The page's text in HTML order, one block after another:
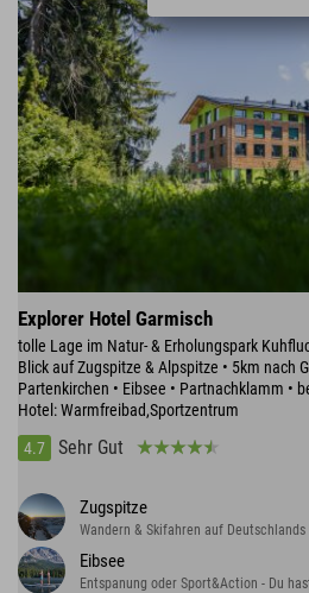
Explorer Hotel Garmisch
tolle Lage im Natur- & Erholungspark
Blick auf Zugspitze & Alpspitze • 5km nach
Partenkirchen • Eibsee • Partnachklamm •
Hotel: Warmfreibad,Sportzentrum
4.7
Sehr Gut
Zugspitze
Wandern & Skifahren auf
Eibsee
Entspanung oder Sport&Action - Du